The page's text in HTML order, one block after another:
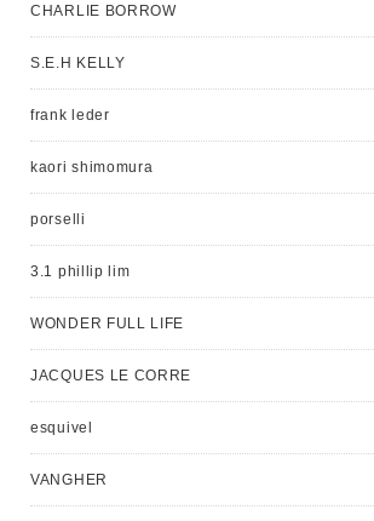
CHARLIE BORROW
S.E.H KELLY
frank leder
kaori shimomura
porselli
3.1 phillip lim
WONDER FULL LIFE
JACQUES LE CORRE
esquivel
VANGHER